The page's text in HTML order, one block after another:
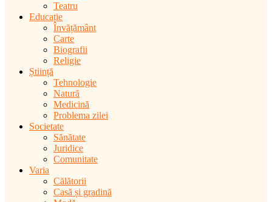
Teatru
Educație
Învățământ
Carte
Biografii
Religie
Știință
Tehnologie
Natură
Medicină
Problema zilei
Societate
Sănătate
Juridice
Comunitate
Varia
Călătorii
Casă și gradină